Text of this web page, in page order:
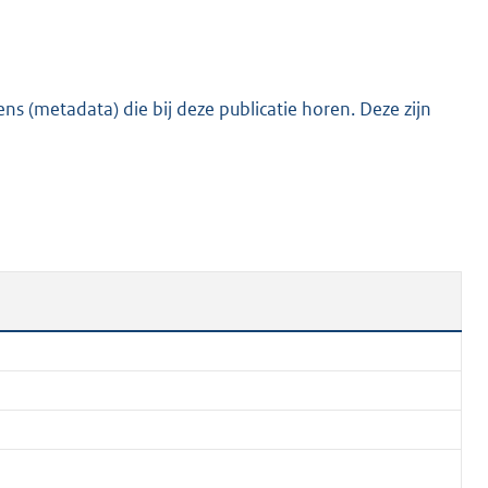
K
(metadata) die bij deze publicatie horen. Deze zijn